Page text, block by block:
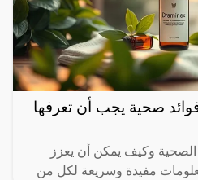
أفضل 5 فوائد صحية يجب أن تعرفها
وكيف يمكن أن يعزز
مفيدة وسريعة لكل من